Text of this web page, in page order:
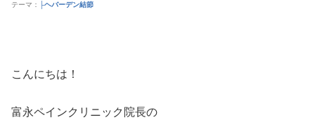
テーマ： ├ヘバーデン結節
こんにちは！
富永ペインクリニック院長の